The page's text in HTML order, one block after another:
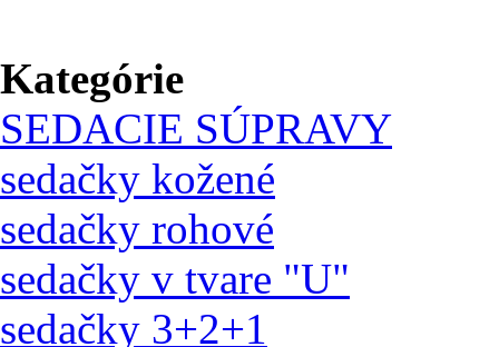
Kategórie
SEDACIE SÚPRAVY
sedačky kožené
sedačky rohové
sedačky v tvare "U"
sedačky 3+2+1